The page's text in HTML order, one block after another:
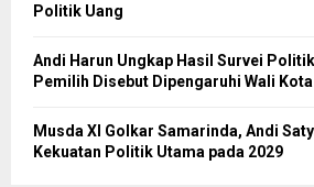
Politik Uang
Andi Harun Ungkap Hasil Survei
Pemilih Disebut Dipengaruhi Wali Kota
Musda XI Golkar Samarinda, Andi
Kekuatan Politik Utama pada 2029